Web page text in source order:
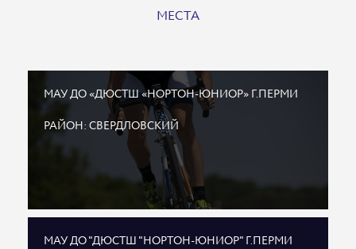
МЕСТА
МАУ ДО «ДЮСТШ «НОРТОН-ЮНИОР» Г.ПЕРМИ
РАЙОН: СВЕРДЛОВСКИЙ
МАУ ДО "ДЮСТШ "НОРТОН-ЮНИОР" Г.ПЕРМИ